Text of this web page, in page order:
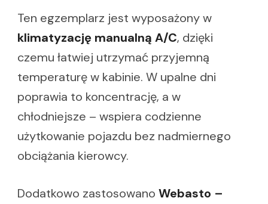
Ten egzemplarz jest wyposażony w
klimatyzację manualną A/C, dzięki
czemu łatwiej utrzymać przyjemną
temperaturę w kabinie. W upalne dni
poprawia to koncentrację, a w
chłodniejsze – wspiera codzienne
użytkowanie pojazdu bez nadmiernego
obciążania kierowcy.
Dodatkowo zastosowano Webasto –